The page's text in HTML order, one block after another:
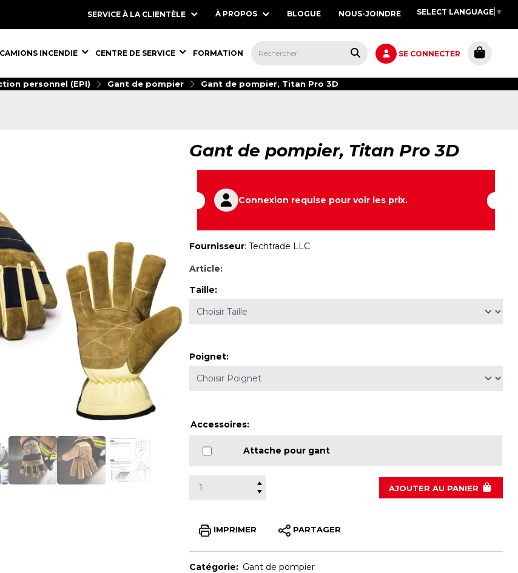
SERVICE À LA CLIENTÈLE À PROPOS BLOGUE NOUS-JOINDRE SELECT LANGUAGE ▼
SE CONNECTER
ÉQUIPEMENTS,
CAMIONS INCENDIE ÉQUIPEMENTS,
CENTRE DE SERVICE ÉQUIPEMENTS,
FORMATION
personnel (EPI) Gant de pompier Gant de pompier, Titan Pro 3D
Gant de pompier, Titan Pro 3D
Connexion requise pour voir les prix.
Fournisseur:Techtrade LLC
Article:
Taille:
Poignet:
Accessoires:
Attache pour gant
AJOUTERAU PANIER
IMPRIMER PARTAGER
Catégorie: Gant de pompier